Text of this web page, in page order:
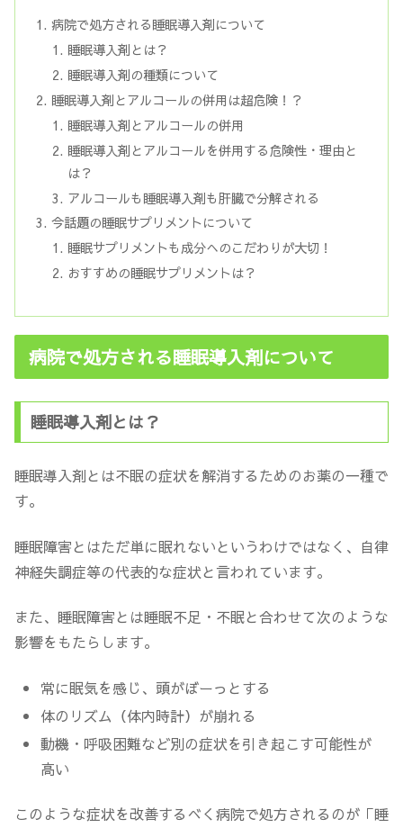
病院で処方される睡眠導入剤について
睡眠導入剤とは？
睡眠導入剤の種類について
睡眠導入剤とアルコールの併用は超危険！？
睡眠導入剤とアルコールの併用
睡眠導入剤とアルコールを併用する危険性・理由と
は？
アルコールも睡眠導入剤も肝臓で分解される
今話題の睡眠サプリメントについて
睡眠サプリメントも成分へのこだわりが大切！
おすすめの睡眠サプリメントは？
病院で処方される睡眠導入剤について
睡眠導入剤とは？
睡眠導入剤とは不眠の症状を解消するためのお薬の一種で
す。
睡眠障害とはただ単に眠れないというわけではなく、自律
神経失調症等の代表的な症状と言われています。
また、睡眠障害とは睡眠不足・不眠と合わせて次のような
影響をもたらします。
常に眠気を感じ、頭がぼーっとする
体のリズム（体内時計）が崩れる
動機・呼吸困難など別の症状を引き起こす可能性が
高い
このような症状を改善するべく病院で処方されるのが「睡